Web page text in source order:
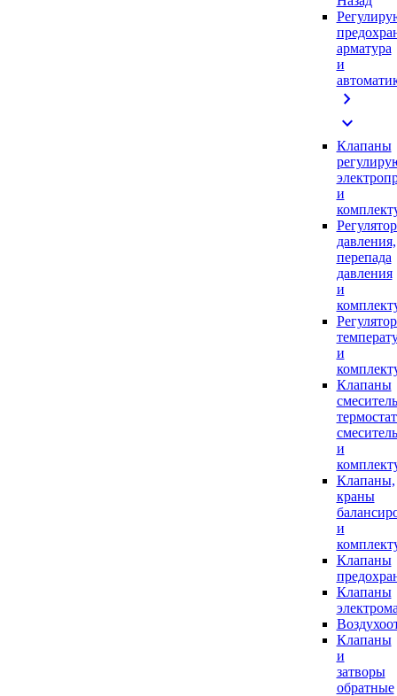
арматура
и
chevron_right
expand_more
Клапаны
и
давления,
перепада
давления
и
и
Клапаны
и
Клапаны,
краны
и
Клапаны
Клапаны
Клапаны
и
затворы
обратные